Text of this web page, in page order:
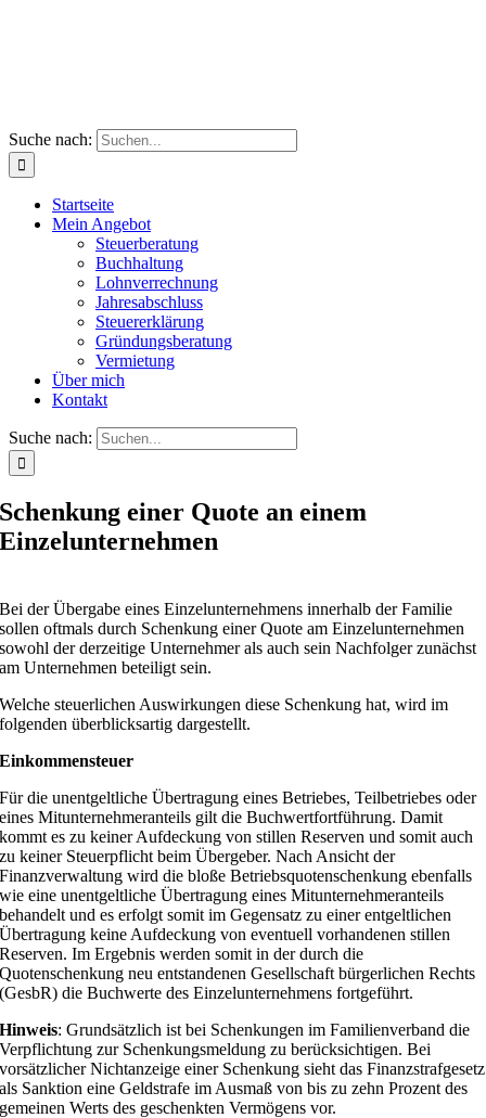
Suche nach:
Startseite
Mein Angebot
Steuerberatung
Buchhaltung
Lohnverrechnung
Jahresabschluss
Steuererklärung
Gründungsberatung
Vermietung
Über mich
Kontakt
Suche nach:
Schenkung einer Quote an einem
Einzelunternehmen
Bei der Übergabe eines Einzelunternehmens innerhalb der Familie
sollen oftmals durch Schenkung einer Quote am Einzelunternehmen
sowohl der derzeitige Unternehmer als auch sein Nachfolger zunächst
am Unternehmen beteiligt sein.
Welche steuerlichen Auswirkungen diese Schenkung hat, wird im
folgenden überblicksartig dargestellt.
Einkommensteuer
Für die unentgeltliche Übertragung eines Betriebes, Teilbetriebes oder
eines Mitunternehmeranteils gilt die Buchwertfortführung. Damit
kommt es zu keiner Aufdeckung von stillen Reserven und somit auch
zu keiner Steuerpflicht beim Übergeber. Nach Ansicht der
Finanzverwaltung wird die bloße Betriebsquotenschenkung ebenfalls
wie eine unentgeltliche Übertragung eines Mitunternehmeranteils
behandelt und es erfolgt somit im Gegensatz zu einer entgeltlichen
Übertragung keine Aufdeckung von eventuell vorhandenen stillen
Reserven. Im Ergebnis werden somit in der durch die
Quotenschenkung neu entstandenen Gesellschaft bürgerlichen Rechts
(GesbR) die Buchwerte des Einzelunternehmens fortgeführt.
Hinweis: Grundsätzlich ist bei Schenkungen im Familienverband die
Verpflichtung zur Schenkungsmeldung zu berücksichtigen. Bei
vorsätzlicher Nichtanzeige einer Schenkung sieht das Finanzstrafgesetz
als Sanktion eine Geldstrafe im Ausmaß von bis zu zehn Prozent des
gemeinen Werts des geschenkten Vermögens vor.